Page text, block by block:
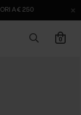
A € 250
0